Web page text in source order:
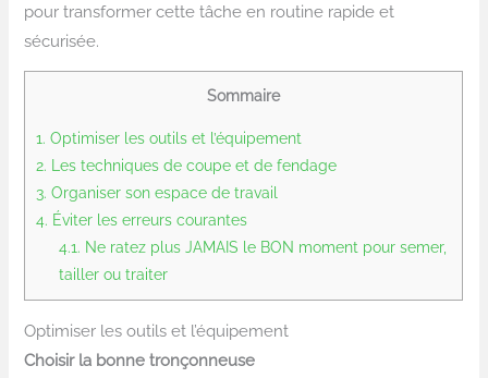
pour transformer cette tâche en routine rapide et
sécurisée.
Sommaire
1. Optimiser les outils et l’équipement
2. Les techniques de coupe et de fendage
3. Organiser son espace de travail
4. Éviter les erreurs courantes
4.1. Ne ratez plus JAMAIS le BON moment pour semer,
tailler ou traiter
Optimiser les outils et l’équipement
Choisir la bonne tronçonneuse